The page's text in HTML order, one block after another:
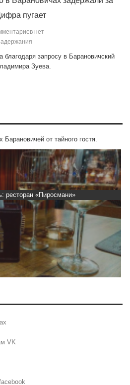
пугает
нет
запросу в Барановичский
Зуева.
от тайного гостя.
ресторан «Пиросмани»
VK